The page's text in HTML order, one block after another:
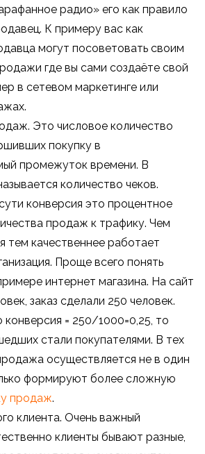
радио» его как правило
К примеру вас как
могут посоветовать своим
где вы сами создаёте свой
в сетевом маркетинге или
Это числовое количество
покупку в
промежуток времени. В
количество чеков.
конверсия это процентное
продаж к трафику. Чем
тем качественнее работает
Проще всего понять
интернет магазина. На сайт
заказ сделали 250 человек.
конверсия = 250/1000=0,25, то
стали покупателями. В тех
осуществляется не в один
формируют более сложную
продаж.
клиента. Очень важный
клиенты бывают разные,